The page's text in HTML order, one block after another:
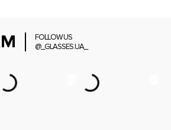
FOLLOW US
@_GLASSES.UA_